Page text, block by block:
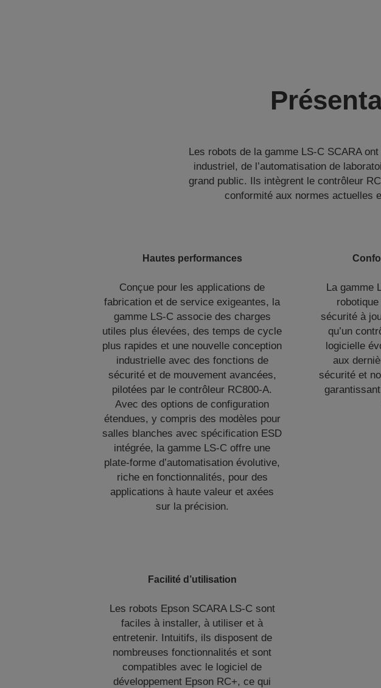
Les robots de la gamme LS-C SCARA
industriel, de l’automatisation de
grand public. Ils intègrent le contrôleur
conformité aux normes actuelles
Hautes performances
Conçue pour les applications de
fabrication et de service exigeantes, la
gamme LS‑C associe des charges
utiles plus élevées, des temps de cycle
plus rapides et une nouvelle conception
industrielle avec des fonctions de
sécurité et de mouvement avancées,
pilotées par le contrôleur RC800‑A.
Avec des options de configuration
étendues, y compris des modèles pour
salles blanches avec spécification ESD
intégrée, la gamme LS‑C offre une
plate‑forme d’automatisation évolutive,
riche en fonctionnalités, pour des
applications à haute valeur et axées
sur la précision.
La gamme
sécurité à
qu’un
logicielle
aux
sécurité et
Facilité d’utilisation
Les robots Epson SCARA LS-C sont
faciles à installer, à utiliser et à
entretenir. Intuitifs, ils disposent de
nombreuses fonctionnalités et sont
compatibles avec le logiciel de
développement Epson RC+, ce qui